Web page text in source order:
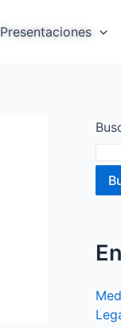
Presentaciones